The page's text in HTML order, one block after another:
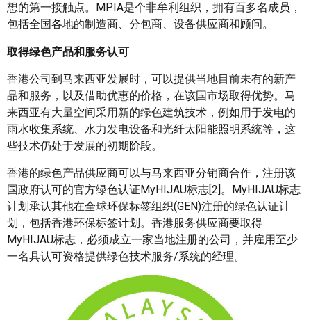
想的第一接触点。MPIA是个非牟利组织，拥有百多名成员，
包括全国各地的制造商、分包商、设备供应商和顾问。
取得绿色产品和服务认可
​​​香港公司到马来西亚发展时，可以提供当地目前未有的新产
品和服务，以及借助优惠的价格，在该国市场取得优势。马
来西亚有大量空间采用新的绿色建筑技术，例如用于发电的
雨水收集系统、水力发电设备和光纤太阳能照明系统等，这
些技术仍处于发展的初期阶段。
香港的绿色产品供应商可以与马来西亚分销商合作，注册该
国政府认可的官方绿色认证MyHIJAU标志[2]。MyHIJAU标志
计划承认其他在全球环保标签组织(GEN)注册的绿色认证计
划，包括香港环保标签计划。香港服务供应商要取得
MyHIJAU标志，必须成立一家当地注册的公司，并雇用至少
一名具认可资格提供绿色技术服务/系统的经理。